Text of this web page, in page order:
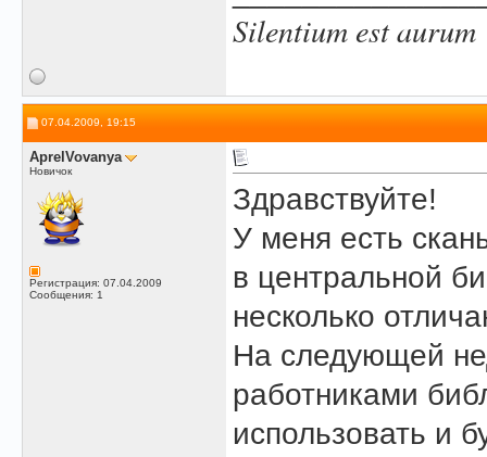
Silentium est aurum
07.04.2009, 19:15
AprelVovanya
Новичок
Регистрация: 07.04.2009
Сообщения: 1
Здравствуйте!
У меня есть
в центральной
несколько
На следующей
работниками
использовать и